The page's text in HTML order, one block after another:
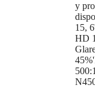
y
15,
HD